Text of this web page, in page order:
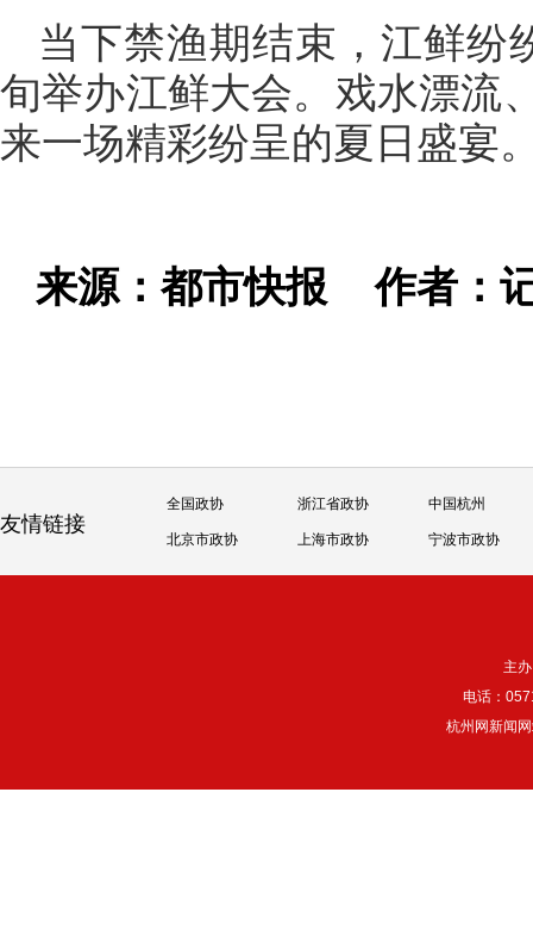
当下禁渔期结束，江鲜纷
旬举办江鲜大会。戏水漂流
来一场精彩纷呈的夏日盛宴
来源：都市快报作者：
友情链接
全国政协 浙江省政协 中国杭州
北京市政协 上海市政协 宁波市政协
主
电话：
杭州网新闻